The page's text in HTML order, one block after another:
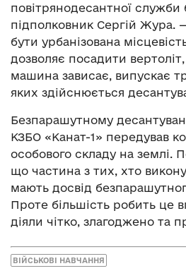
повітрянодесантної служби
підполковник Сергій Жура.
бути урбанізована
дозволяє посадити
машина зависає, випускає
яких здійснюється
Безпарашутному
КЗБО «Канат-1» передував
особового складу на землі.
що частина з тих, хто
мають досвід
Проте більшість робить це
діяли чітко, злагоджено та
ВІЙСЬКОВІ НАВЧАННЯ